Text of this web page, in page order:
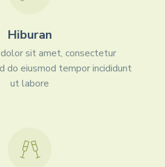
Hiburan
sit amet, consectetur
do eiusmod tempor incididunt
ut labore